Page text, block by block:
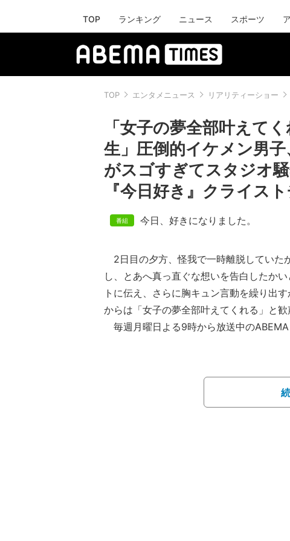
TOP ランキング ニュース スポーツ
TOP エンタメニュース リアリティーショー
「女子の夢全部叶えて
生」圧倒的イケメン男
がスゴすぎてスタジオ
『今日好き』クライス
今日、好きになりました。
2日目の夕方、怪我で一時離脱していた
し、とあへ真っ直ぐな想いを告白したか
トに伝え、さらに胸キュン言動を繰り出
からは「女子の夢全部叶えてくれる」と歓
毎週月曜日よる9時から放送中のABEMA
『今日好き』とは、運命の恋を見つける、
をテーマとした恋愛番組。ルールは2泊3